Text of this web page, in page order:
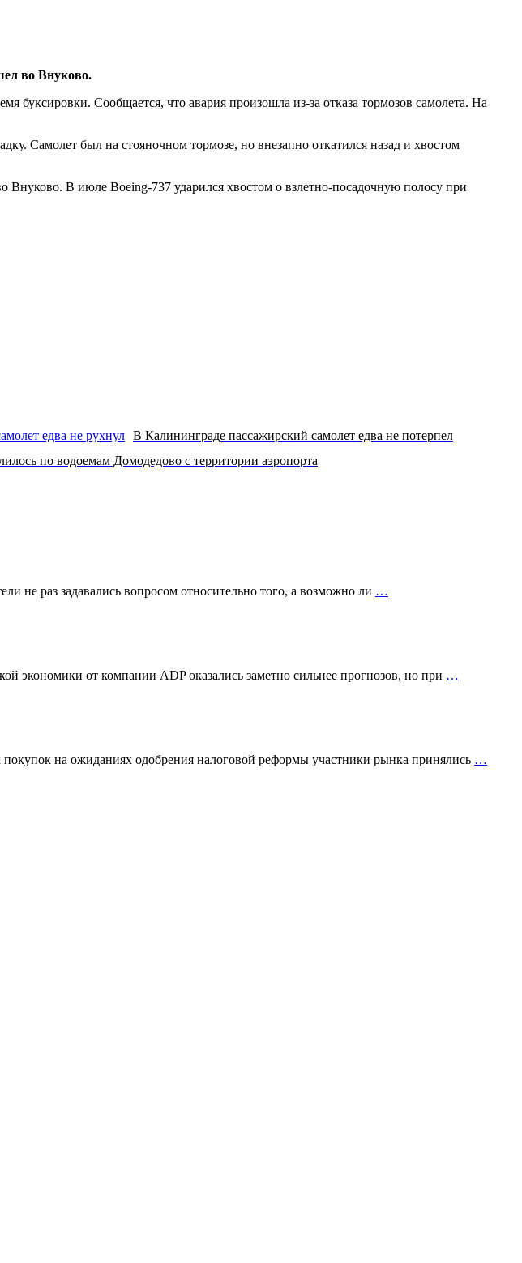
во Внуково.
Сообщается, что авария произошла из-за отказа тормозов самолета. На
Самолет был на стояночном тормозе, но внезапно откатился назад и хвостом
В июле Boeing-737 ударился хвостом о взлетно-посадочную полосу при
В Калининграде пассажирский самолет едва не потерпел
по водоемам Домодедово с территории аэропорта
не раз задавались вопросом относительно того, а возможно ли …
экономики от компании ADP оказались заметно сильнее прогнозов, но при …
на ожиданиях одобрения налоговой реформы участники рынка принялись …